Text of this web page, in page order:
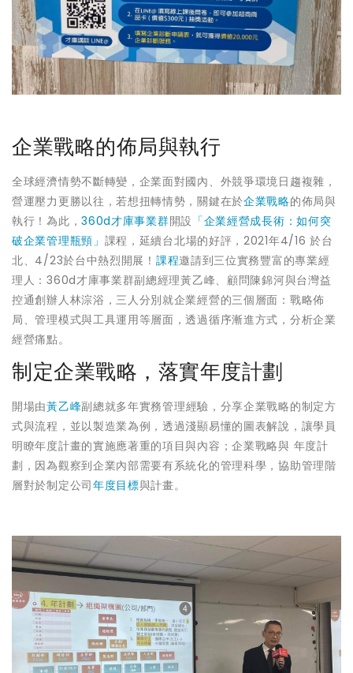
企業戰略的佈局與執行
全球經濟情勢不斷轉變，企業面對國內、外競爭環境日趨複雜，
營運壓力更勝以往，若想扭轉情勢，關鍵在於企業戰略的佈局與
執行！為此，360d才庫事業群開設 「企業經營成長術：如何突
破企業管理瓶頸」 課程，延續台北場的好評，2021年4/16 於台
北、4/23於台中熱烈開展！ 課程邀請到三位實務豐富的專業經
理人：360d才庫事業群副總經理黃乙峰、顧問陳錦河與台灣益
控通創辦人林淙浴，三人分別就企業經營的三個層面：戰略佈
局、管理模式與工具運用等層面，透過循序漸進方式，分析企業
經營痛點。
制定企業戰略，落實年度計劃
開場由黃乙峰副總就多年實務管理經驗，分享企業戰略的制定方
式與流程，並以製造業為例，透過淺顯易懂的圖表解說，讓學員
明瞭年度計畫的實施應著重的項目與內容；企業戰略與 年度計
劃，因為觀察到企業內部需要有系統化的管理科學，協助管理階
層對於制定公司年度目標與計畫。